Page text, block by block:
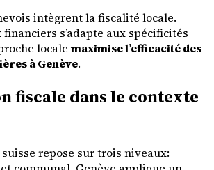
intègrent la fiscalité locale.
financiers s’adapte aux spécificités
locale maximise l’efficacité des
à Genève.
fiscale dans le contexte
repose sur trois niveaux: